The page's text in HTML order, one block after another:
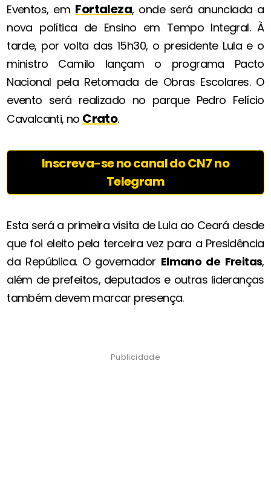
Eventos, em Fortaleza, onde será anunciada a
nova política de Ensino em Tempo Integral. À
tarde, por volta das 15h30, o presidente Lula e o
ministro Camilo lançam o programa Pacto
Nacional pela Retomada de Obras Escolares. O
evento será realizado no parque Pedro Felício
Cavalcanti, no Crato.
Inscreva-se no canal do CN7 no
Telegram
Esta será a primeira visita de Lula ao Ceará desde
que foi eleito pela terceira vez para a Presidência
da República. O governador Elmano de Freitas,
além de prefeitos, deputados e outras lideranças
também devem marcar presença.
Publicidade